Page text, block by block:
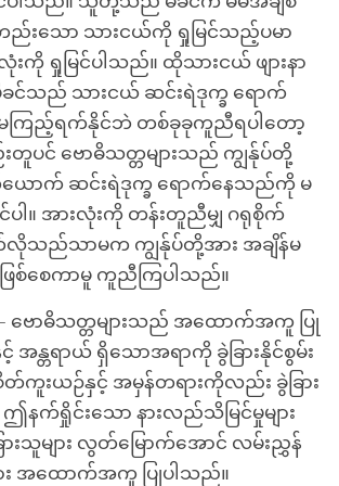
ည်းသော သားငယ်ကို ရှုမြင်သည့်ပမာ
ကို ရှုမြင်ပါသည်။ ထိုသားငယ် ဖျားနာ
ခင်သည် သားငယ် ဆင်းရဲဒုက္ခ ရောက်
ြည့်ရက်နိုင်ဘဲ တစ်ခုခုကူညီရပါတော့
တူပင် ဗောဓိသတ္တများသည် ကျွန်ုပ်တို့
ောက် ဆင်းရဲဒုက္ခ ရောက်နေသည်ကို မ
ါ။ အားလုံးကို တန်းတူညီမျှ ဂရုစိုက်
လိုသည်သာမက ကျွန်ုပ်တို့အား အချိန်မ
ြစ်စေကာမူ ကူညီကြပါသည်။
ဗောဓိသတ္တများသည် အထောက်အကူ ပြု
အန္တရာယ် ရှိသောအရာကို ခွဲခြားနိုင်စွမ်း
တ်ကူးယဉ်နှင့် အမှန်တရားကိုလည်း ခွဲခြား
နက်ရှိုင်းသော နားလည်သိမြင်မှုများ
ားသူများ လွတ်မြောက်အောင် လမ်းညွှန်
အထောက်အကူ ပြုပါသည်။